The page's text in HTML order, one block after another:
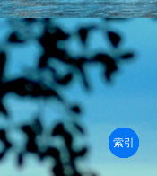
部首
笔划
拼音
潮拼